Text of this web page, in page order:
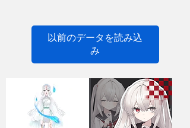
以前のデータを読み込
み